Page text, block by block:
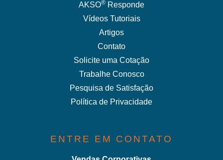
AKSO® Responde
Vídeos Tutoriais
Artigos
Contato
Solicite uma Cotação
Trabalhe Conosco
Pesquisa de Satisfação
Política de Privacidade
ENTRE EM CONTATO